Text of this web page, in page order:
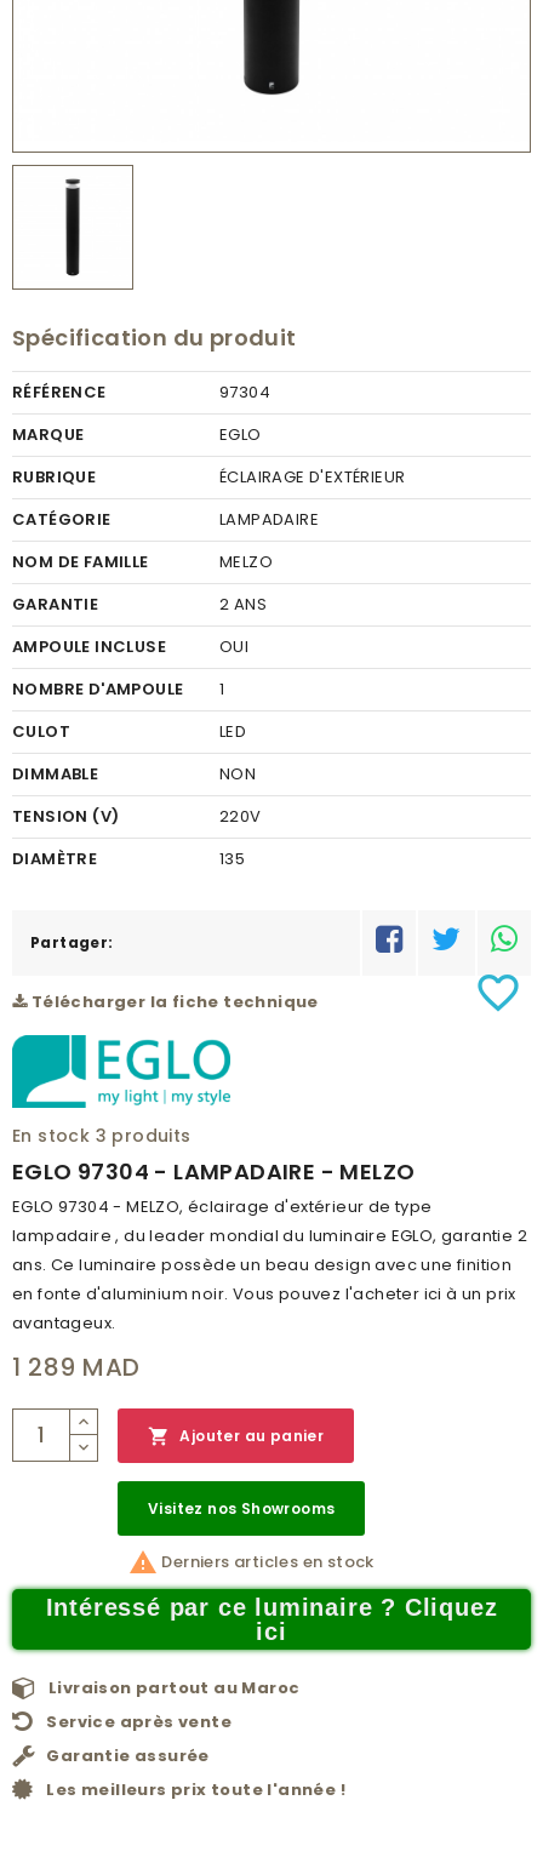
Spécification du produit
RÉFÉRENCE
97304
MARQUE
EGLO
RUBRIQUE
ÉCLAIRAGE D'EXTÉRIEUR
CATÉGORIE
LAMPADAIRE
NOM DE FAMILLE
MELZO
GARANTIE
2 ANS
AMPOULE INCLUSE
OUI
NOMBRE D'AMPOULE
1
CULOT
LED
DIMMABLE
NON
TENSION (V)
220V
DIAMÈTRE
135
COULEUR FINITION
PUISSANCE (W)
1X11W
LUMEN
TEMPÉRATURE DE LA
COULEUR
BLANC CHAUD
HAUTEUR (MM)
990
INDICE DE PROTECTION
CLASSE DE PROTECTION
POIDS (KG)
3.912
CODE À BARRE
9002759973049
OUTDOOR CATALOG 2019
NUMÉRO PAGE
48
Partager:
Télécharger la fiche technique
En stock 3 produits
EGLO 97304 - LAMPADAIRE - MELZO
EGLO 97304 - MELZO, éclairage d'extérieur de type
lampadaire , du leader mondial du luminaire EGLO, garantie 2
ans. Ce luminaire possède un beau design avec une finition
en fonte d'aluminium noir. Vous pouvez l'acheter ici à un prix
avantageux.
favorite_border
1 289 MAD
 Ajouter au panier
Visitez nos Showrooms
 Derniers articles en stock
Intéressé par ce luminaire ? Cliquez
ici
Livraison partout au Maroc
Service après vente
Garantie assurée
Les meilleurs prix toute l'année !